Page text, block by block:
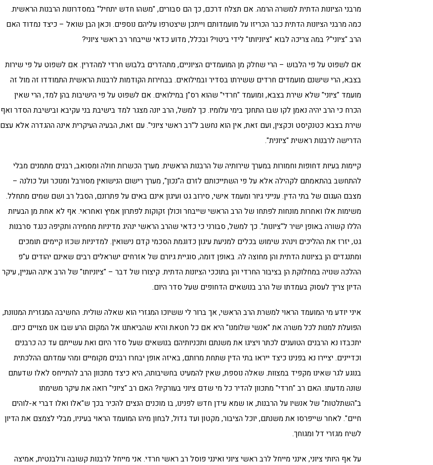
מרבני הציונות הדתית למשרה הרמה. אם תצלח דרכם, כך הם סבורים, "משהו חדש יתחיל" במסדרונות הרבנות הראשית.
כמה מרבני הציונות הדתית כבר הכריזו על מועמדותם וייתכן שיצטרפו עליהם נוספים. וכאן הבן שואל – כיצד נמדוד האם
הרב "ציוני"? במה צריכה לבוא "ציוניותו" לידי ביטוי? ובכלל, מדוע כדאי שייבחר רב ראשי ציוני?
אם לשפוט על פי הלבוש – הרי שחלק מן המועמדים הציוניים, מתהדרים בלבוש חרדי למהדרין. אם לשפוט על פי שירות
בצבא, הרי שישנם מועמדים חרדים ששירתו בסדיר ובמילואים. בבחירות הקודמות לרבנות הראשית התמודדו זה מול זה
מועמד "ציוני" שלא שירת בצבא, ומועמד "חרדי" שהוא רס"ן במילואים. אם לשפוט על פי הישיבות בהן למד, הרי שאין
הכרח כי הרב יהיה נאמן לקו שבו התחנך בימי עלומיו. כך למשל, הרב יונה מצגר למד בישיבת בני עקיבא ובישיבת הסדר ואף
שירת בצבא כטנקיסט וכקצין, ועם זאת, אין הוא נחשב ל"רב ראשי ציוני". עם זאת, הבעיה העיקרית אינה ההגדרה אלא עצם
הדרישה לרבנות ראשית "ציונית".
קיימות בעיות דחופות וחמורות במערך שירותיה של הרבנות הראשית. מערך הכשרות חולה ומסואב, רבנים מתמנים מבלי
להתחשב בהתאמתם לקהילה אלא על פי השתייכותם לזרם ה"נכון", מערך רישום הנישואין מסורבל ומנוכר ועל כולנה –
מצבם העגום של בתי הדין. ענייני גיור ומעמד אישי, סירוב גט ועיגון אינם באים על פתרונם, הסבל רב ושם שמים מתחלל.
משימות אלו ואחרות מונחות לפתחו של הרב הראשי שייבחר וכולן זקוקות לפתרון אמיץ ואחראי. אף לא אחת מן הבעיות
הללו קשורה באופן ישיר ל"ציונות". כך למשל, סבורני כי כדאי שהרב הראשי ינהיג מדיניות מחמירה ותקיפה כנגד סרבנות
גט, יזרז את ההליכים וינהיג שימוש בכלים למניעת עיגון כדוגמת הסכמי קדם נישואין. למדיניות שכזו קיימים תומכים
ומתנגדים הן בציונות הדתית והן מחוצה לה. באופן דומה, סוגיית גיורם של אזרחים ישראלים רבים שאינם יהודים ע"פ
ההלכה שנויה במחלוקת הן בציבור החרדי והן בתוככי הציונות הדתית. קיצורו של דבר – "ציוניותו" של הרב אינה העניין, עיקר
הדיון צריך לעסוק בעמדתו של הרב בנושאים הדחופים שעל סדר היום.
איני יודע מי המועמד הראוי למשרת הרב הראשי, אך ברור לי ששיוכו המגזרי הוא שאלה שולית. החשיבה המגזרית המנוונת,
הפועלת למנות לכל משרה את "אנשי שלומנו" היא אם כל חטאת והיא שהביאתנו אל המקום הרע שבו אנו מצויים כיום.
יתכבדו נא הרבנים הטוענים לכתר ויציגו את משנתם ותכניותיהם בנושאים שעל סדר היום ואת עשייתם עד כה כרבנים
וכדיינים. יציירו נא בפנינו כיצד ייראו בתי הדין שתחת מרותם, באיזה אופן יבחרו רבנים מקומיים ומהי עמדתם ההלכתית
בנוגע לגר שאינו מקפיד במצוות. שאלה נוספת, שאין להמעיט בחשיבותה, היא כיצד מתכוון הרב להתייחס לאלו שדעתם
שונה מדעתו. האם רב "חרדי" מתכוון להדיר כל מי שדם ציוני בעורקיו? האם רב "ציוני" רואה את עיקר משימתו
ב"השתלטות" של אנשיו על הרבנות, או שמא עידן חדש לפנינו, בו מוכנים הנצים להכיר בכך ש"אלו ואלו דברי א-לוהים
חיים". לאחר שייפרסו את משנתם, יוכל הציבור, מקטון ועד גדול, לבחון מיהו המועמד הראוי בעיניו, מבלי לצמצם את הדיון
לשיח מגזרי דל ומגוחך.
על אף היותי ציוני, אינני מייחל לרב ראשי ציוני ואינני פוסל רב ראשי חרדי. אני מייחל לרבנות קשובה ורלבנטית, אמיצה